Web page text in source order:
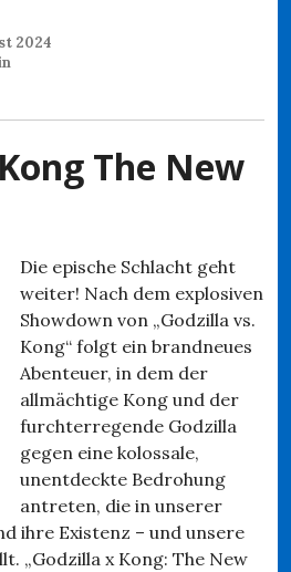
2024
The New
Die epische Schlacht geht
weiter! Nach dem explosiven
Showdown von „Godzilla vs.
Kong“ folgt ein brandneues
Abenteuer, in dem der
allmächtige Kong und der
furchterregende Godzilla
gegen eine kolossale,
unentdeckte Bedrohung
antreten, die in unserer
ihre Existenz – und unsere
„Godzilla x Kong: The New